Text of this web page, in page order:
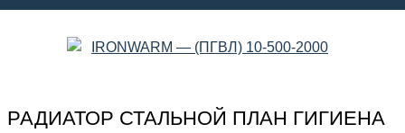
РАДИАТОР СТАЛЬНОЙ ПЛАН ГИГИЕНА